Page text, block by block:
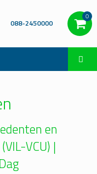
088-2450000
0
en
VCU) |